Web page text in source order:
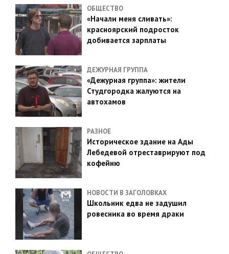
ОБЩЕСТВО
«Начали меня сливать»:
красноярский подросток
добивается зарплаты
ДЕЖУРНАЯ ГРУППА
«Дежурная группа»: жители
Студгородка жалуются на
автохамов
РАЗНОЕ
Историческое здание на Ады
Лебедевой отреставрируют под
кофейню
НОВОСТИ В ЗАГОЛОВКАХ
Школьник едва не задушил
ровесника во время драки